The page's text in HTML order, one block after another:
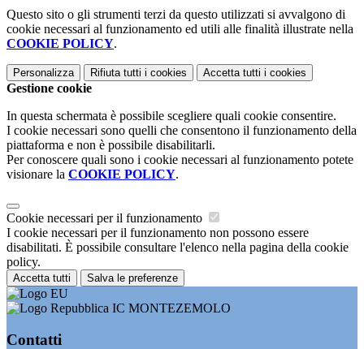
Questo sito o gli strumenti terzi da questo utilizzati si avvalgono di
cookie necessari al funzionamento ed utili alle finalità illustrate nella
COOKIE POLICY.
Personalizza Rifiuta tutti i cookies Accetta tutti i cookies
Gestione cookie
In questa schermata è possibile scegliere quali cookie consentire.
I cookie necessari sono quelli che consentono il funzionamento della
piattaforma e non è possibile disabilitarli.
Per conoscere quali sono i cookie necessari al funzionamento potete
visionare la COOKIE POLICY.
Cookie necessari per il funzionamento
I cookie necessari per il funzionamento non possono essere
disabilitati. È possibile consultare l'elenco nella pagina della cookie
policy.
Accetta tutti Salva le preferenze
IC MONTEZEMOLO
Contatti